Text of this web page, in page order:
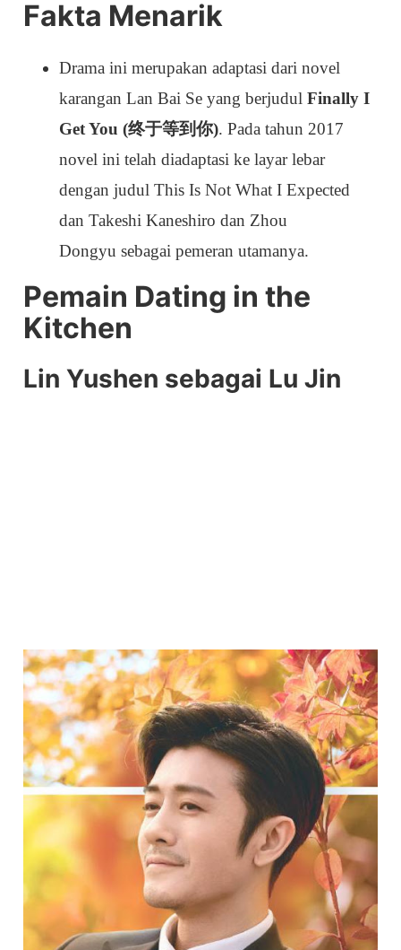
Fakta Menarik
Drama ini merupakan adaptasi dari novel
karangan Lan Bai Se yang berjudulFinally I
Get You (终于等到你). Pada tahun 2017
novel ini telah diadaptasi ke layar lebar
dengan judul This Is Not What I Expected
dan Takeshi Kaneshiro dan Zhou
Dongyu sebagai pemeran utamanya.
Pemain Dating in the
Kitchen
Lin Yushen sebagai Lu Jin